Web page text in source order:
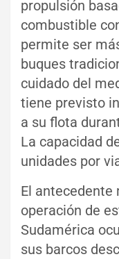
propulsión
combustible
permite ser
buques
cuidado del
tiene previsto
a su flota
La capacidad
unidades por
El antecedente
operación de
Sudamérica
sus barcos